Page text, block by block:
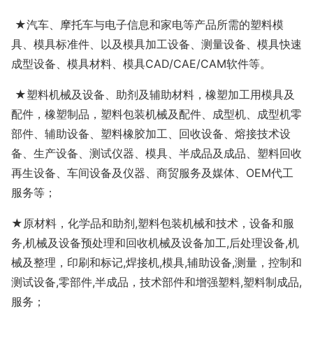
★汽车、摩托车与电子信息和家电等产品所需的塑料模
具、模具标准件、以及模具加工设备、测量设备、模具快速
成型设备、模具材料、模具CAD/CAE/CAM软件等。
★塑料机械及设备、助剂及辅助材料，橡塑加工用模具及
配件，橡塑制品，塑料包装机械及配件、成型机、成型机零
部件、辅助设备、塑料橡胶加工、回收设备、熔接技术设
备、生产设备、测试仪器、模具、半成品及成品、塑料回收
再生设备、车间设备及仪器、商贸服务及媒体、 OEM代工
服务等；
★原材料，化学品和助剂,塑料包装机械和技术，设备和服
务,机械及设备预处理和回收机械及设备加工,后处理设备,机
械及整理，印刷和标记,焊接机,模具,辅助设备,测量，控制和
测试设备,零部件,半成品，技术部件和增强塑料,塑料制成品,
服务；